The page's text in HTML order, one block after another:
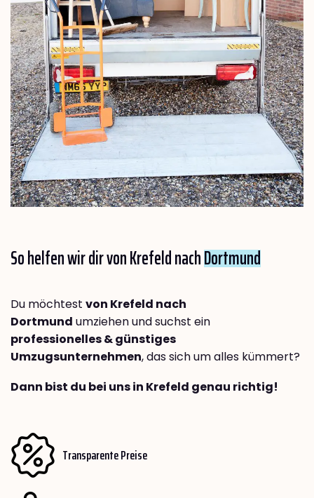
So helfen wir dir von Krefeld nachDortmund
Du möchtest von Krefeld nach
Dortmund umziehen und suchst ein
professionelles & günstiges
Umzugsunternehmen, das sich um alles kümmert?
Dann bist du bei uns in Krefeld genau richtig!
Transparente Preise